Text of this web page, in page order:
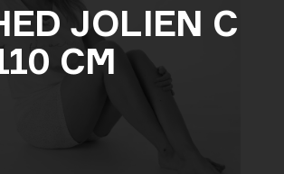
JOLIEN C
CM